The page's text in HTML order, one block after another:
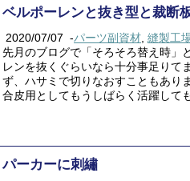
ベルポーレンと抜き型と裁断
2020/07/07 -パーツ副資材 縫製工
先月のブログで「そろそろ替え時」
レンを抜くぐらいなら十分事足りて
ず、ハサミで切りなおすこともあり
合皮用としてもうしばらく活躍して
パーカーに刺繡